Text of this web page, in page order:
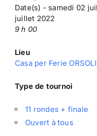
Date(s) - samedi 02
juillet 2022
9 h 00
Lieu
Casa per Ferie
Type de tournoi
11 rondes + finale
Ouvert à tous